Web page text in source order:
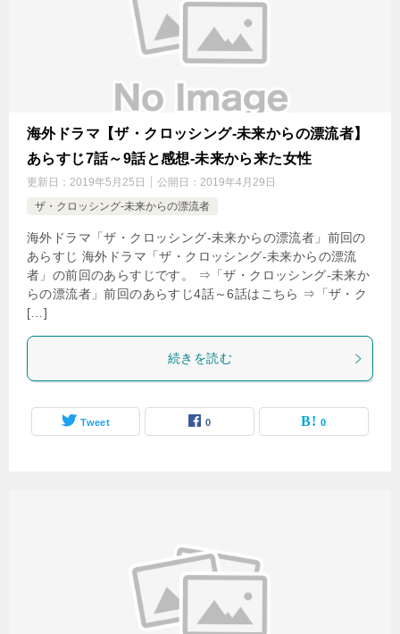
海外ドラマ【ザ・クロッシング-未来からの漂流者】
あらすじ7話～9話と感想-未来から来た女性
更新日： 2019年5月25日 公開日： 2019年4月29日
ザ・クロッシング-未来からの漂流者
海外ドラマ「ザ・クロッシング-未来からの漂流者」前回の
あらすじ 海外ドラマ「ザ・クロッシング-未来からの漂流
者」の前回のあらすじです。 ⇒「ザ・クロッシング-未来か
らの漂流者」前回のあらすじ4話～6話はこちら ⇒「ザ・ク
[…]
続きを読む
Tweet 0 0